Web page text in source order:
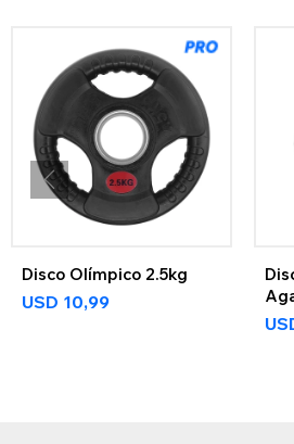
Disco Olímpico 2.5kg
USD 10,99